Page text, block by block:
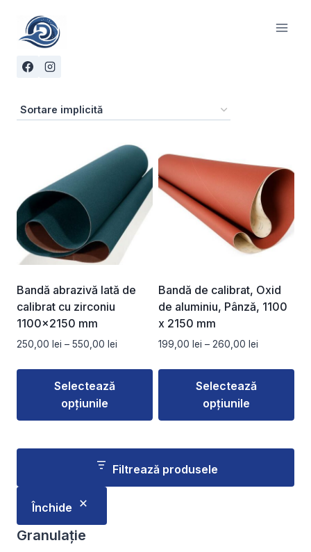
content
Bandă abrazivă lată de
calibrat cu zirconiu
1100×2150 mm
250,00 lei – 550,00 lei
prețuri:
Selectează
opțiunile
produs
multe
variații.
Opțiunile
Bandă de calibrat, Oxid
de aluminiu, Pânză, 1100
x 2150 mm
199,00 lei – 260,00 lei
prețuri:
Selectează
opțiunile
produs
are
Filtrează produsele
Închide
Granulație